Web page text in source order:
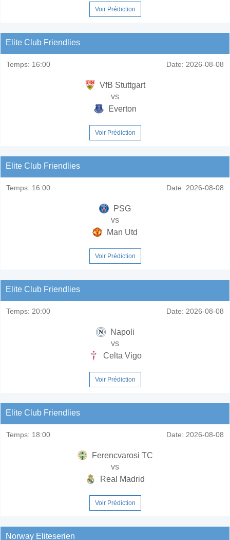
Voir Prédiction
Elite Club Friendlies
Temps: 16:00 Date: 2026-08-08
VfB Stuttgart
vs
Everton
Voir Prédiction
Elite Club Friendlies
Temps: 16:00 Date: 2026-08-08
PSG
vs
Man Utd
Voir Prédiction
Elite Club Friendlies
Temps: 20:00 Date: 2026-08-08
Napoli
vs
Celta Vigo
Voir Prédiction
Elite Club Friendlies
Temps: 18:00 Date: 2026-08-08
Ferencvarosi TC
vs
Real Madrid
Voir Prédiction
Norway Eliteserien